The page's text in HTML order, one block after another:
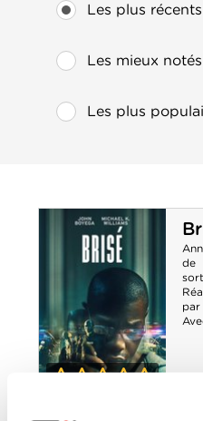
Les plus récents
Les mieux notés
Les plus
de
par